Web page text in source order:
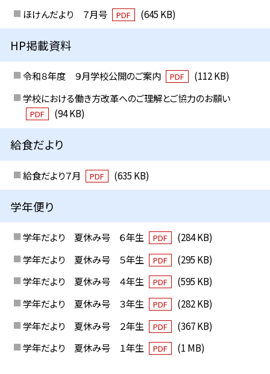
ほけんだより ７月号 PDF (645 KB)
HP掲載資料
令和８年度 ９月学校公開のご案内 PDF
(112 KB)
学校における働き方改革へのご理解とご協力のお願い
PDF (94 KB)
給食だより
給食だより７月 PDF (635 KB)
学年便り
学年だより 夏休み号 ６年生 PDF
(284 KB)
学年だより 夏休み号 ５年生
PDF
(295 KB)
学年だより 夏休み号 ４年生
PDF
(595 KB)
学年だより 夏休み号 ３年生
PDF
(282 KB)
学年だより 夏休み号 ２年生
PDF
(367 KB)
学年だより 夏休み号 １年生
PDF (1 MB)